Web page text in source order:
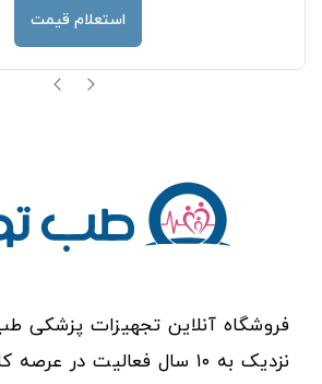
استعلام قیمت
فروشگاه آنلاین تجهیزات پزشکی
نزدیک به ۱۰ سال فعالیت در